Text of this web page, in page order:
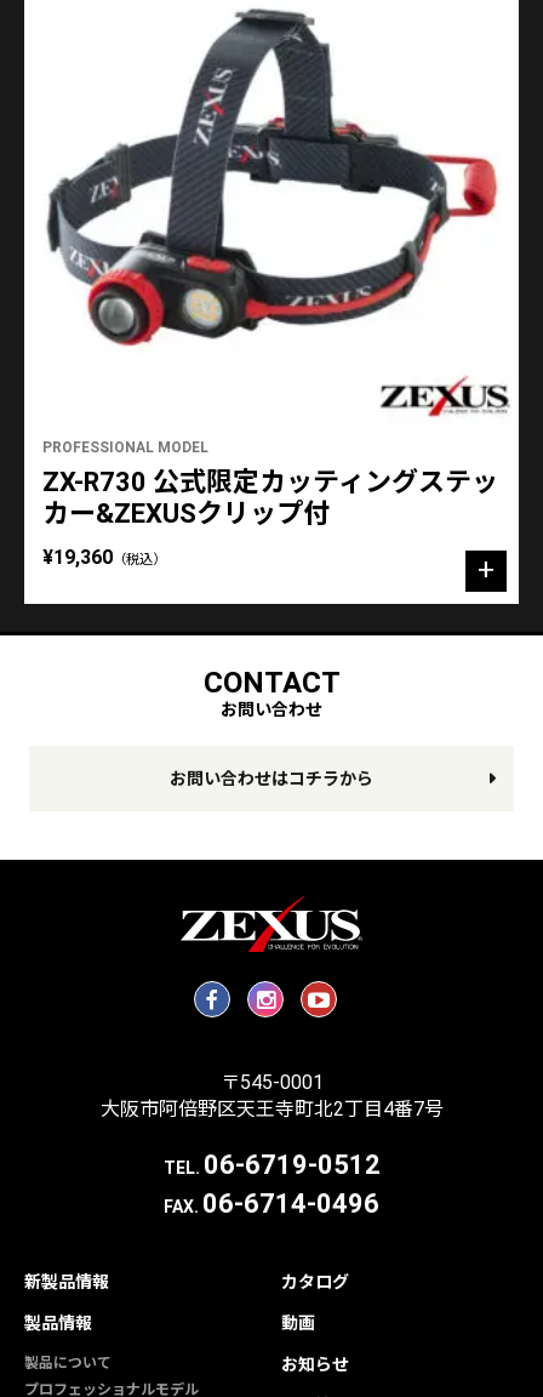
PROFESSIONAL MODEL
ZX-R730 公式限定カッティングステッ
カー&ZEXUSクリップ付
¥19,360 （税込）
CONTACT
お問い合わせ
お問い合わせはコチラから
〒545-0001
大阪市阿倍野区天王寺町北2丁目4番7号
TEL. 06-6719-0512
FAX. 06-6714-0496
新製品情報
製品情報
製品について
プロフェッショナルモデル
カタログ
動画
お知らせ